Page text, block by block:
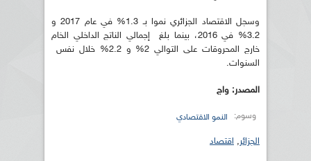
وسجل الاقتصاد الجزائري نموا بـ 1.3% في عام 2017 و
3.2% في 2016، بينما بلغ إجمالي الناتج الداخلي الخام
خارج المحروقات على التوالي 2% و 2.2% خلال نفس
السنوات.
المصدر: واج
وسوم: النمو الاقتصادي
الجزائر, اقتصاد